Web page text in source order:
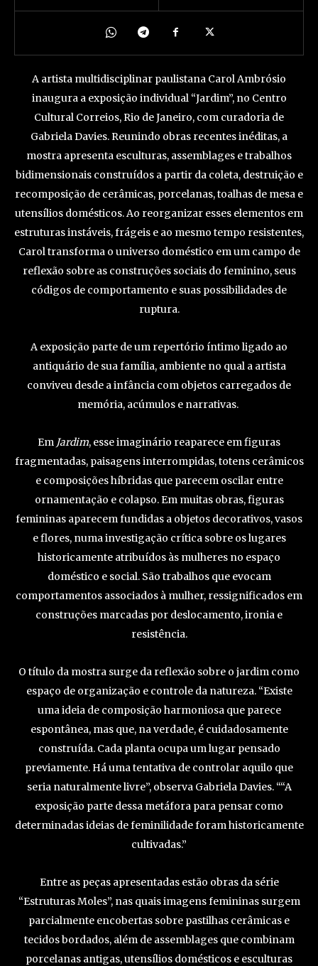
A artista multidisciplinar paulistana Carol Ambrósio
inaugura a exposição individual “Jardim”, no Centro
Cultural Correios, Rio de Janeiro, com curadoria de
Gabriela Davies. Reunindo obras recentes inéditas, a
mostra apresenta esculturas, assemblages e trabalhos
bidimensionais construídos a partir da coleta, destruição e
recomposição de cerâmicas, porcelanas, toalhas de mesa e
utensílios domésticos. Ao reorganizar esses elementos em
estruturas instáveis, frágeis e ao mesmo tempo resistentes,
Carol transforma o universo doméstico em um campo de
reflexão sobre as construções sociais do feminino, seus
códigos de comportamento e suas possibilidades de
ruptura.
A exposição parte de um repertório íntimo ligado ao
antiquário de sua família, ambiente no qual a artista
conviveu desde a infância com objetos carregados de
memória, acúmulos e narrativas.
Em Jardim, esse imaginário reaparece em figuras
fragmentadas, paisagens interrompidas, totens cerâmicos
e composições híbridas que parecem oscilar entre
ornamentação e colapso. Em muitas obras, figuras
femininas aparecem fundidas a objetos decorativos, vasos
e flores, numa investigação crítica sobre os lugares
historicamente atribuídos às mulheres no espaço
doméstico e social. São trabalhos que evocam
comportamentos associados à mulher, ressignificados em
construções marcadas por deslocamento, ironia e
resistência.
O título da mostra surge da reflexão sobre o jardim como
espaço de organização e controle da natureza. “Existe
uma ideia de composição harmoniosa que parece
espontânea, mas que, na verdade, é cuidadosamente
construída. Cada planta ocupa um lugar pensado
previamente. Há uma tentativa de controlar aquilo que
seria naturalmente livre”, observa Gabriela Davies. ““A
exposição parte dessa metáfora para pensar como
determinadas ideias de feminilidade foram historicamente
cultivadas.”
Entre as peças apresentadas estão obras da série
“Estruturas Moles”, nas quais imagens femininas surgem
parcialmente encobertas sobre pastilhas cerâmicas e
tecidos bordados, além de assemblages que combinam
porcelanas antigas, utensílios domésticos e esculturas